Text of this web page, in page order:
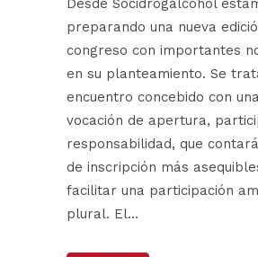
Desde Socidrogalcohol
preparando una nueva
congreso con importantes
en su planteamiento. Se
encuentro concebido con
vocación de apertura,
responsabilidad, que
de inscripción más
facilitar una participación
plural. El...